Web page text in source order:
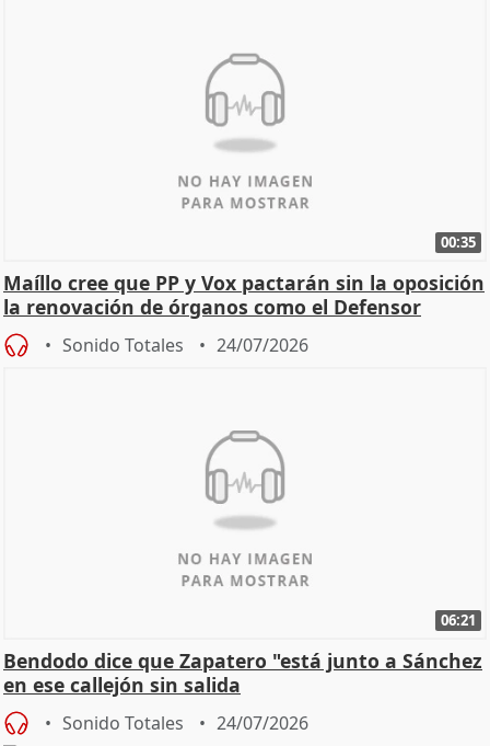
00:35
Maíllo cree que PP y Vox pactarán sin la oposición
la renovación de órganos como el Defensor
Sonido Totales 24/07/2026
06:21
Bendodo dice que Zapatero "está junto a Sánchez
en ese callejón sin salida
Sonido Totales 24/07/2026